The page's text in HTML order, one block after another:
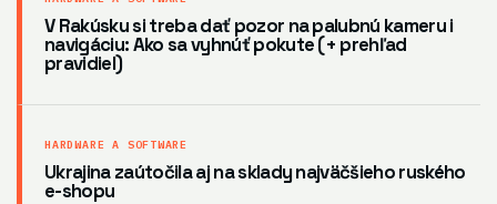
V Rakúsku si treba dať pozor na palubnú kameru i
navigáciu: Ako sa vyhnúť pokute (+ prehľad
pravidiel)
HARDWARE A SOFTWARE
Ukrajina zaútočila aj na sklady najväčšieho ruského
e-shopu